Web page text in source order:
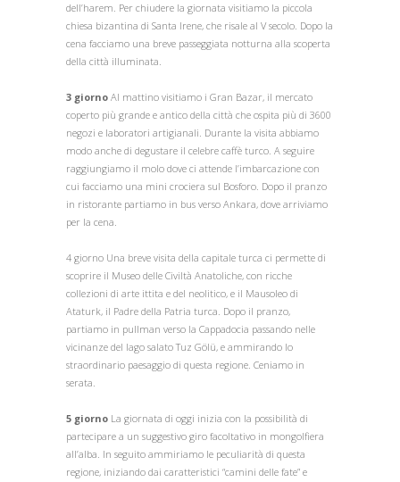
dell’harem. Per chiudere la giornata visitiamo la piccola
chiesa bizantina di Santa Irene, che risale al V secolo. Dopo la
cena facciamo una breve passeggiata notturna alla scoperta
della città illuminata.
3 giorno Al mattino visitiamo i Gran Bazar, il mercato
coperto più grande e antico della città che ospita più di 3600
negozi e laboratori artigianali. Durante la visita abbiamo
modo anche di degustare il celebre caffè turco. A seguire
raggiungiamo il molo dove ci attende l’imbarcazione con
cui facciamo una mini crociera sul Bosforo. Dopo il pranzo
in ristorante partiamo in bus verso Ankara, dove arriviamo
per la cena.
4 giorno Una breve visita della capitale turca ci permette di
scoprire il Museo delle Civiltà Anatoliche, con ricche
collezioni di arte ittita e del neolitico, e il Mausoleo di
Ataturk, il Padre della Patria turca. Dopo il pranzo,
partiamo in pullman verso la Cappadocia passando nelle
vicinanze del lago salato Tuz Gölü, e ammirando lo
straordinario paesaggio di questa regione. Ceniamo in
serata.
5 giorno La giornata di oggi inizia con la possibilità di
partecipare a un suggestivo giro facoltativo in mongolfiera
all’alba. In seguito ammiriamo le peculiarità di questa
regione, iniziando dai caratteristici “camini delle fate” e